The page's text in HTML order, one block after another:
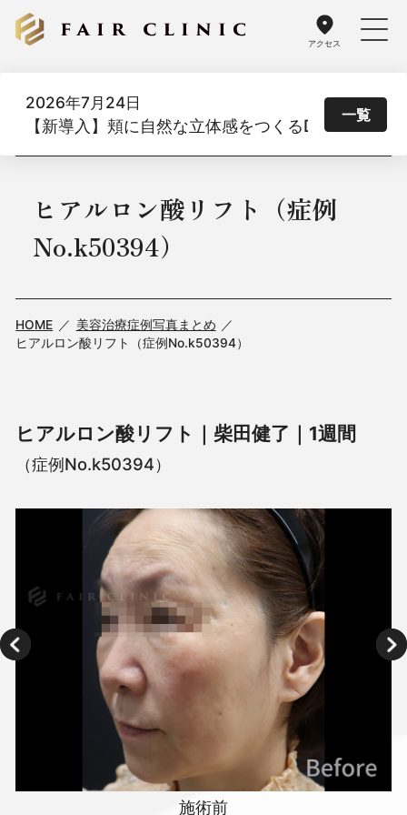
アクセス
2026年7月24日
【新導入】頬に自然な立体感をつくるDoothスレ
一覧
ヒアルロン酸リフト（症例
No.k50394）
HOME
美容治療症例写真まとめ
ヒアルロン酸リフト（症例No.k50394）
ヒアルロン酸リフト｜柴田健了｜1週間
（症例No.k50394）
施術前